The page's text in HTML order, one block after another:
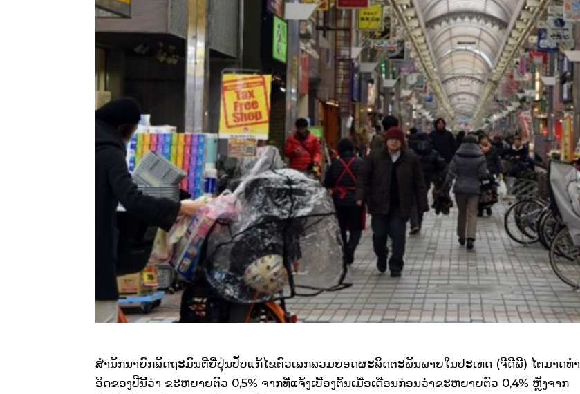
ສຳນັກ​ນາຍົກ​ລັດຖະມົນຕີ​ຍີ່ປຸ່ນ​ປັບ​ແກ້​ໄຂ​ຕົວ​ເລກ​ລວມຍອດ​ຜະລິດ​ຕະພັນ​ພາຍ​ໃນ​ປະ​ເທດ (ຈີ​ດີ​ພີ) ​ໄຕ​ມາດ​ທຳ​
ອິດ​ຂອງ​ປີ​ນີ້ວ່າ ຂະຫຍາຍຕົວ​ 0,5% ຈາກ​ທີ່​ແຈ້ງ​ເບື້ອງ​ຕົ້ນ​ເມື່ອ​ເດືອນ​ກ່ອນ​ວ່າຂະຫຍາຍຕົວ 0,4% ຫຼັງ​ຈາກ​